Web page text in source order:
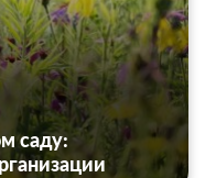
саду: